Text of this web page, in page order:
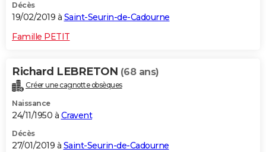
Décès
19/02/2019 à Saint-Seurin-de-Cadourne
Famille PETIT
Richard LEBRETON (68 ans)
Créer une cagnotte obsèques
Naissance
24/11/1950 à Cravent
Décès
27/01/2019 à Saint-Seurin-de-Cadourne